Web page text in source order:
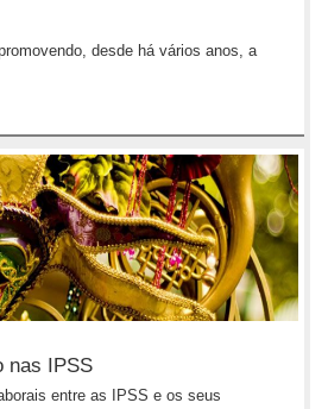
desde há vários anos, a
nas IPSS
entre as IPSS e os seus